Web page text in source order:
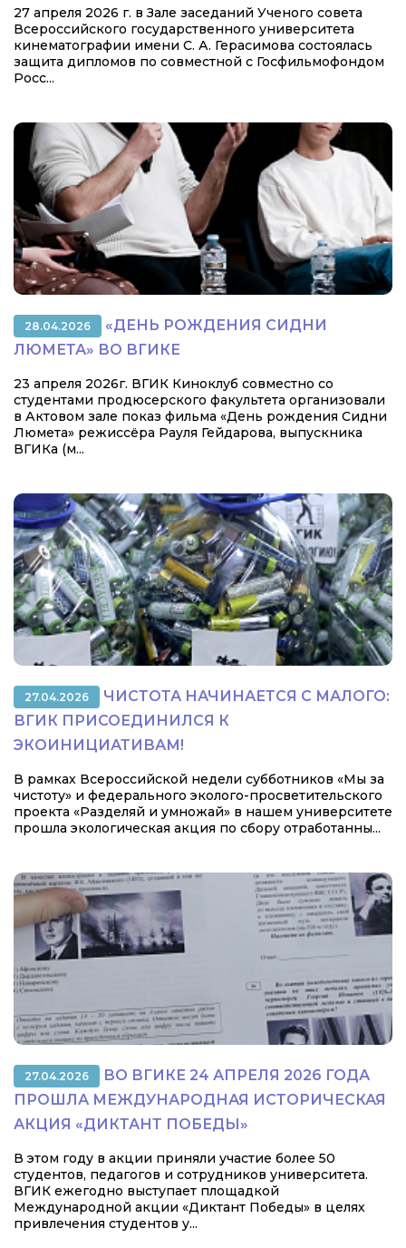
27 апреля 2026 г. в Зале заседаний Ученого совета
Всероссийского государственного университета
кинематографии имени С. А. Герасимова состоялась
защита дипломов по совместной с Госфильмофондом
Росс...
28.04.2026
«ДЕНЬ РОЖДЕНИЯ СИДНИ
ЛЮМЕТА» ВО ВГИКЕ
23 апреля 2026г. ВГИК Киноклуб совместно со
студентами продюсерского факультета организовали
в Актовом зале показ фильма «День рождения Сидни
Люмета» режиссёра Рауля Гейдарова, выпускника
ВГИКа (м...
27.04.2026
ЧИСТОТА НАЧИНАЕТСЯ С МАЛОГО:
ВГИК ПРИСОЕДИНИЛСЯ К
ЭКОИНИЦИАТИВАМ!
В рамках Всероссийской недели субботников «Мы за
чистоту» и федерального эколого-просветительского
проекта «Разделяй и умножай» в нашем университете
прошла экологическая акция по сбору отработанны...
27.04.2026
ВО ВГИКЕ 24 АПРЕЛЯ 2026 ГОДА
ПРОШЛА МЕЖДУНАРОДНАЯ ИСТОРИЧЕСКАЯ
АКЦИЯ «ДИКТАНТ ПОБЕДЫ»
В этом году в акции приняли участие более 50
студентов, педагогов и сотрудников университета.
ВГИК ежегодно выступает площадкой
Международной акции «Диктант Победы» в целях
привлечения студентов у...